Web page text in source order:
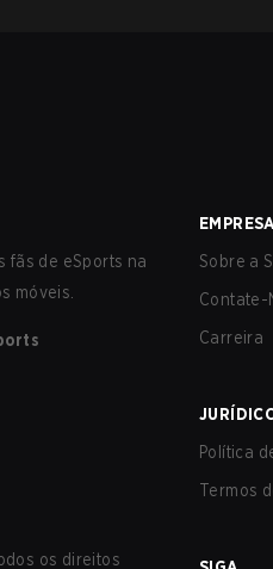
fãs de eSports na
móveis.
os direitos
EMPRESA
Sobre a
Contate-
Carreira
Política
Termos